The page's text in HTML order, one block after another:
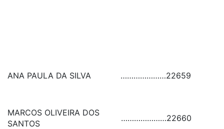
ANA PAULA DA SILVA …………………22659
MARCOS OLIVEIRA DOS
SANTOS
…………………22660